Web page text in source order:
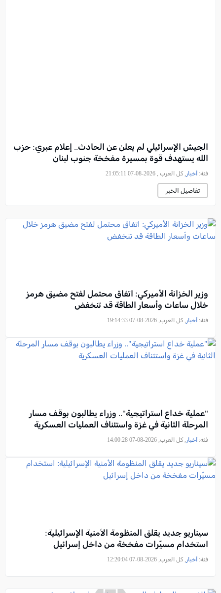
الجيش الإسرائيلي لم يعلن عن الحادث.. إعلام عبري: حزب
الله يستهدف قوة بمسيرة مفخخة جنوب لبنان
فئة: أخبار , كل العرب , 2026-08-07 21:05:11
تفاصيل الخبر
وزير الخزانة الأميركي: اتفاق محتمل لفتح مضيق هرمز
خلال ساعات وأسعار الطاقة قد تنخفض
فئة: أخبار , كل العرب, 2026-08-07 19:14:33
"عملية خداع استراتيجية".. وزراء يطالبون بوقف مسار
المرحلة الثانية في غزة واستئناف العمليات العسكرية
فئة: أخبار , كل العرب, 2026-08-07 14:00:28
سيناريو جديد يقلق المنظومة الأمنية الإسرائيلية:
استخدام مسيّرات مفخخة من داخل إسرائيل
فئة: أخبار , كل العرب, 2026-08-07 12:20:04